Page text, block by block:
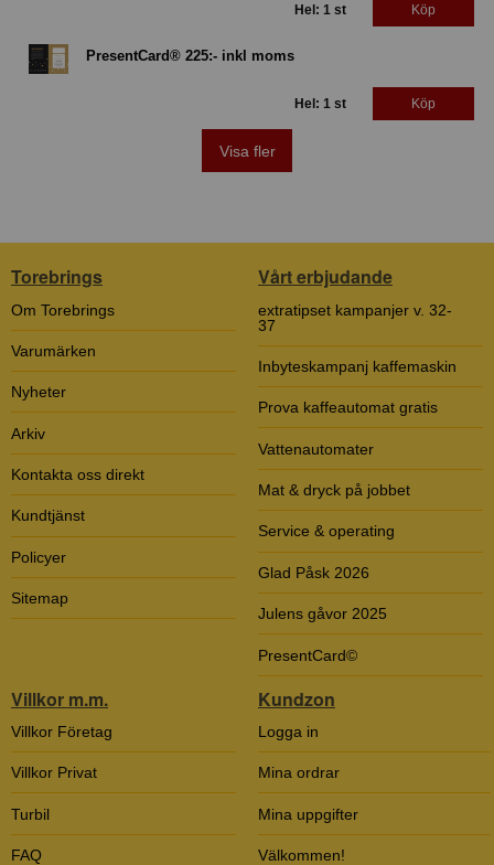
Hel: 1 st Köp
PresentCard® 225:- inkl moms
Hel: 1 st Köp
Visa fler
Torebrings
Om Torebrings
Varumärken
Nyheter
Arkiv
Kontakta oss direkt
Kundtjänst
Policyer
Sitemap
Vårt erbjudande
extratipset kampanjer v. 32-
37
Inbyteskampanj kaffemaskin
Prova kaffeautomat gratis
Vattenautomater
Mat & dryck på jobbet
Service & operating
Glad Påsk 2026
Julens gåvor 2025
PresentCard©
Villkor m.m.
Villkor Företag
Villkor Privat
Turbil
FAQ
Kundzon
Logga in
Mina ordrar
Mina uppgifter
Välkommen!